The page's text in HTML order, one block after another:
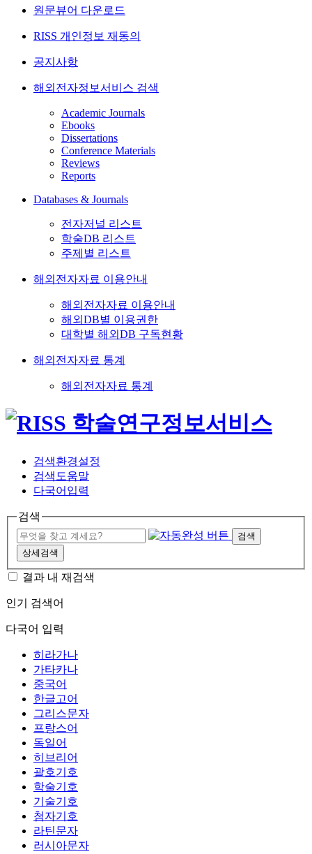
원문뷰어 다운로드
RISS 개인정보 재동의
공지사항
해외전자정보서비스 검색
Academic Journals
Ebooks
Dissertations
Conference Materials
Reviews
Reports
Databases & Journals
전자저널 리스트
학술DB 리스트
주제별 리스트
해외전자자료 이용안내
해외전자자료 이용안내
해외DB별 이용권한
대학별 해외DB 구독현황
해외전자자료 통계
해외전자자료 통계
검색환경설정
검색도움말
다국어입력
검색
검색
상세검색
결과 내 재검색
인기 검색어
다국어 입력
히라가나
가타카나
중국어
한글고어
그리스문자
프랑스어
독일어
히브리어
괄호기호
학술기호
기술기호
첨자기호
라틴문자
러시아문자